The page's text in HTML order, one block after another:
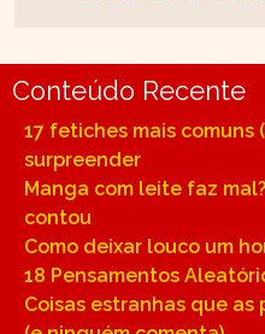
Conteúdo Recente
17 fetiches mais comuns
surpreender
Manga com leite faz
contou
Como deixar louco um
18 Pensamentos
Coisas estranhas que as